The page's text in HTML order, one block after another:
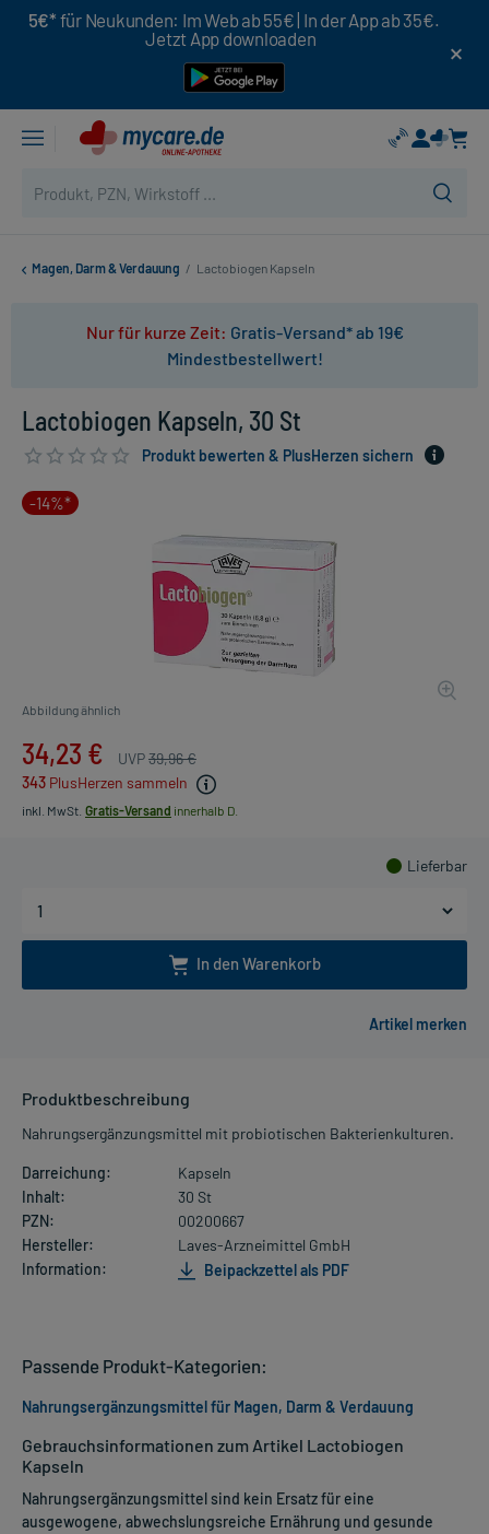
5€* für Neukunden: Im Web ab 55€ | In der App ab 35€.
Jetzt App downloaden
Magen, Darm & Verdauung / Lactobiogen Kapseln
Nur für kurze Zeit: Gratis-Versand* ab 19€
Mindestbestellwert!
Lactobiogen Kapseln, 30 St
Produkt bewerten & PlusHerzen sichern
-14%*
Abbildung ähnlich
34,23 € UVP39,96 €
343 PlusHerzen sammeln
inkl. MwSt. Gratis-Versand innerhalb D.
Lieferbar
In den Warenkorb
Produktbeschreibung
Nahrungsergänzungsmittel mit probiotischen Bakterienkulturen.
Darreichung:
Kapseln
Inhalt:
30 St
PZN:
00200667
Hersteller:
Laves-Arzneimittel GmbH
Information:
Beipackzettel als PDF
Gebrauchsinformationen zum Artikel Lactobiogen
Kapseln
Nahrungsergänzungsmittel sind kein Ersatz für eine
ausgewogene, abwechslungsreiche Ernährung und gesunde
Passende Produkt-Kategorien:
Nahrungsergänzungsmittel für Magen, Darm & Verdauung